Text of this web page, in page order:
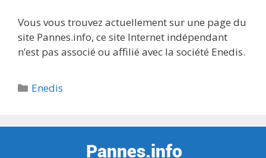
Vous vous trouvez actuellement sur une page du
site Pannes.info, ce site Internet indépendant
n’est pas associé ou affilié avec la société Enedis.
Catégories
Enedis